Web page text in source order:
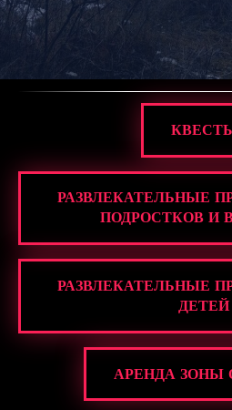
РАЗВЛЕКАТЕЛЬНЫЕ
ПОДРОСТКОВ И
РАЗВЛЕКАТЕЛЬНЫЕ
ДЕТЕЙ
АРЕНДА ЗОНЫ